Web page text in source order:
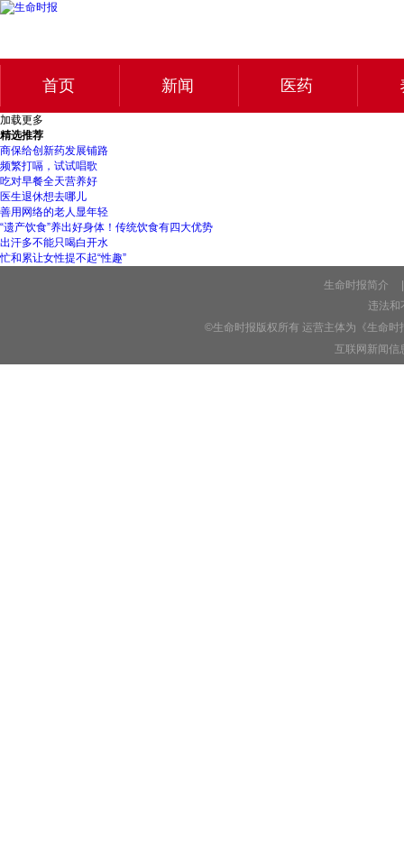
首页 新闻 医药
加载更多
精选推荐
商保给创新药发展铺路
频繁打嗝，试试唱歌
吃对早餐全天营养好
医生退休想去哪儿
善用网络的老人显年轻
“遗产饮食”养出好身体！传统饮食有四大优势
出汗多不能只喝白开水
忙和累让女性提不起“性趣”
生命时报简介
违法和
©生命时报版权所有 运营主体为《生命
互联网新闻信